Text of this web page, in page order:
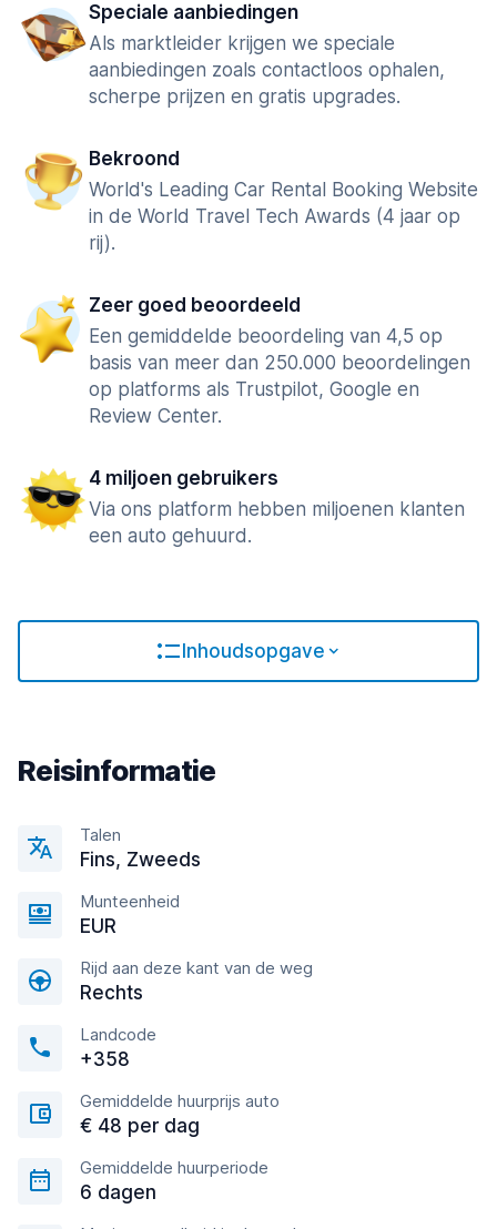
Speciale aanbiedingen
Als marktleider krijgen we speciale
aanbiedingen zoals contactloos ophalen,
scherpe prijzen en gratis upgrades.
Bekroond
World's Leading Car Rental Booking Website
in de World Travel Tech Awards (4 jaar op
rij).
Zeer goed beoordeeld
Een gemiddelde beoordeling van 4,5 op
basis van meer dan 250.000 beoordelingen
op platforms als Trustpilot, Google en
Review Center.
4 miljoen gebruikers
Via ons platform hebben miljoenen klanten
een auto gehuurd.
Inhoudsopgave
Reisinformatie
Talen
Fins, Zweeds
Munteenheid
EUR
Rijd aan deze kant van de weg
Rechts
Landcode
+358
Gemiddelde huurprijs auto
€ 48 per dag
Gemiddelde huurperiode
6 dagen